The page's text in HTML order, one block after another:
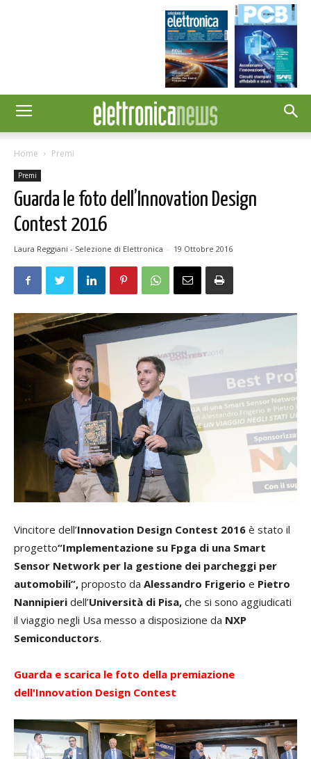
Home Premi
Premi
Guarda le foto dell’Innovation Design
Contest 2016
Laura Reggiani - Selezione di Elettronica - 19 Ottobre 2016
Vincitore dell’Innovation Design Contest 2016 è stato il
progetto“Implementazione su Fpga di una Smart
Sensor Network per la gestione dei parcheggi per
automobili”, proposto da Alessandro Frigerio e Pietro
Nannipieri dell’Università di Pisa, che si sono aggiudicati
il viaggio negli Usa messo a disposizione da NXP
Semiconductors.
Guarda e scarica le foto della premiazione
dell'Innovation Design Contest